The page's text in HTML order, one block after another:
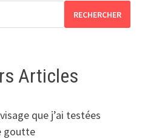
RECHERCHER
Articles
que j’ai testées
goutte